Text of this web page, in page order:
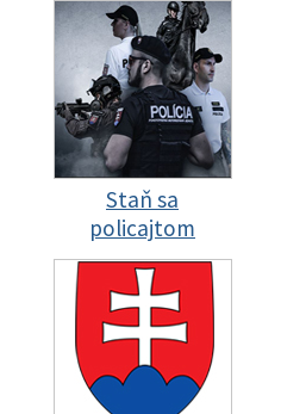
Staň sa
policajtom